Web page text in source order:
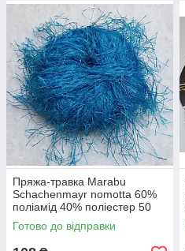
Пряжа-травка Marabu
Schachenmayr nomotta 60%
поліамід 40% поліестер 50
г-80 м Спиці 6-7 мм різні
кольори
Готово до відправки